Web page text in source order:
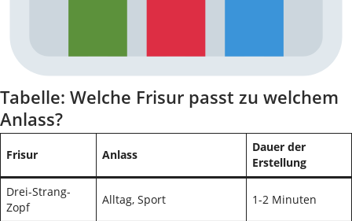
Tabelle: Welche Frisur passt zu welchem
Anlass?
Frisur Anlass
Dauer der
Erstellung
Drei-Strang-
Zopf
Alltag, Sport 1-2 Minuten